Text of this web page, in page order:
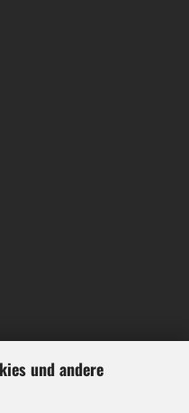
und andere